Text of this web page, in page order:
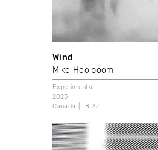
Wind
Mike Hoolboom
Expérimental
2023
Canada
8:32